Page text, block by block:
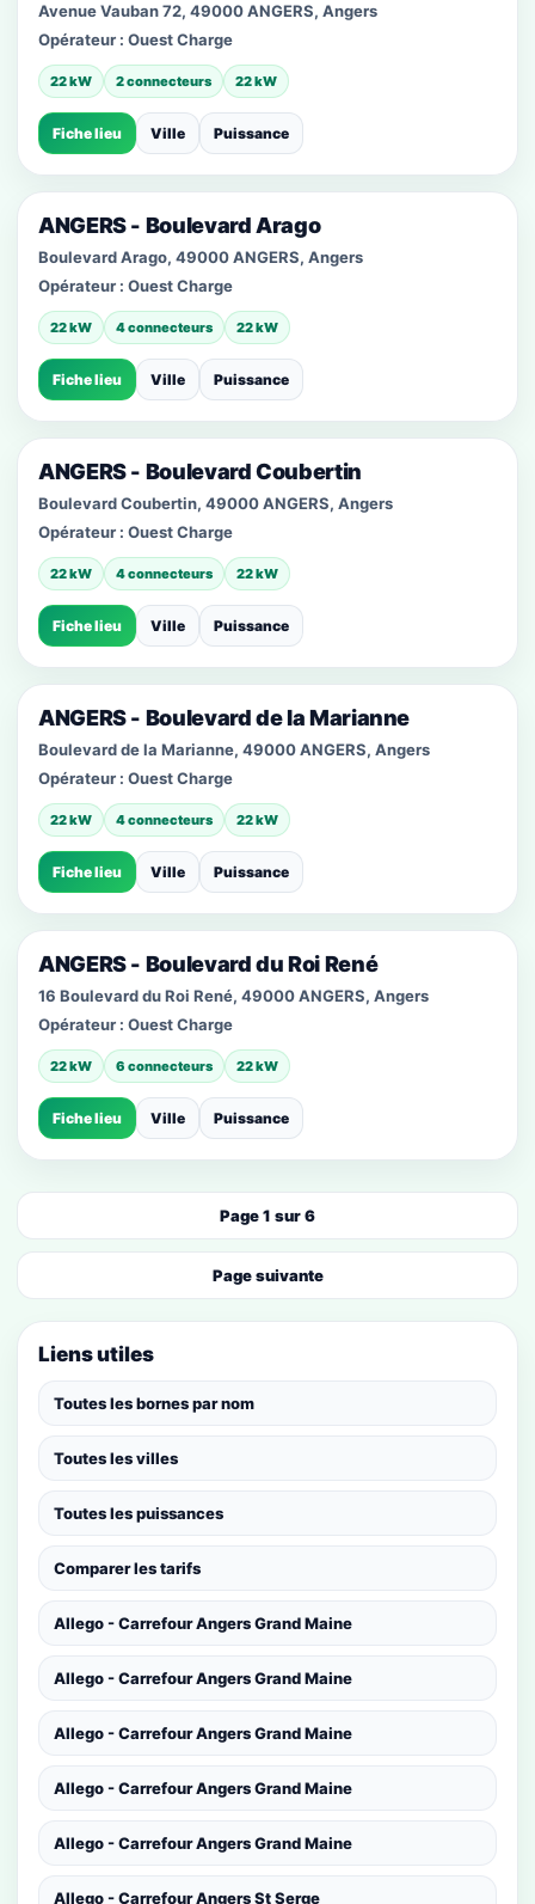
Avenue Vauban 72, 49000 ANGERS, Angers
Opérateur : Ouest Charge
22 kW 2 connecteurs 22 kW
Fiche lieu Ville Puissance
ANGERS - Boulevard Arago
Boulevard Arago, 49000 ANGERS, Angers
Opérateur : Ouest Charge
22 kW 4 connecteurs 22 kW
Fiche lieu Ville Puissance
ANGERS - Boulevard Coubertin
Boulevard Coubertin, 49000 ANGERS, Angers
Opérateur : Ouest Charge
22 kW 4 connecteurs 22 kW
Fiche lieu Ville Puissance
ANGERS - Boulevard de la Marianne
Boulevard de la Marianne, 49000 ANGERS, Angers
Opérateur : Ouest Charge
22 kW 4 connecteurs 22 kW
Fiche lieu Ville Puissance
ANGERS - Boulevard du Roi René
16 Boulevard du Roi René, 49000 ANGERS, Angers
Opérateur : Ouest Charge
22 kW 6 connecteurs 22 kW
Fiche lieu Ville Puissance
Page 1 sur 6
Page suivante
Liens utiles
Toutes les bornes par nom
Toutes les villes
Toutes les puissances
Comparer les tarifs
Allego - Carrefour Angers Grand Maine
Allego - Carrefour Angers Grand Maine
Allego - Carrefour Angers Grand Maine
Allego - Carrefour Angers Grand Maine
Allego - Carrefour Angers Grand Maine
Allego - Carrefour Angers St Serge